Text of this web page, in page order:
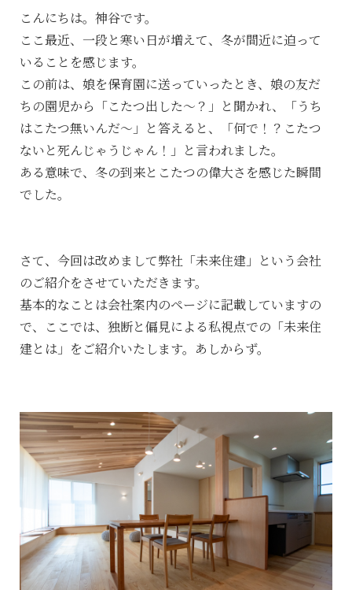
こんにちは。神谷です。
ここ最近、一段と寒い日が増えて、冬が間近に迫って
いることを感じます。
この前は、娘を保育園に送っていったとき、娘の友だ
ちの園児から「こたつ出した～？」と聞かれ、「うち
はこたつ無いんだ～」と答えると、「何で！？こたつ
ないと死んじゃうじゃん！」と言われました。
ある意味で、冬の到来とこたつの偉大さを感じた瞬間
でした。
さて、今回は改めまして弊社「未来住建」という会社
のご紹介をさせていただきます。
基本的なことは会社案内のページに記載していますの
で、ここでは、独断と偏見による私視点での「未来住
建とは」をご紹介いたします。あしからず。